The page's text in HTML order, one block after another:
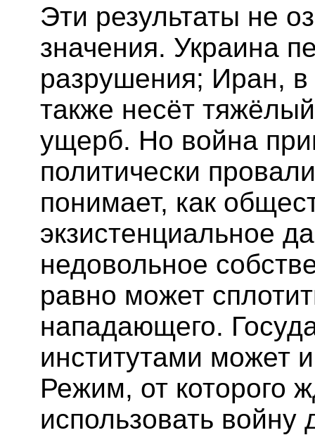
Эти результаты не
значения. Украина
разрушения; Иран,
также несёт
ущерб. Но война
политически
понимает, как
экзистенциальное
недовольное
равно может
нападающего.
институтами может
Режим, от которого
использовать войну